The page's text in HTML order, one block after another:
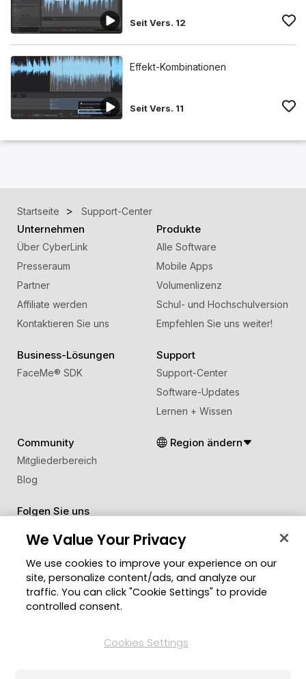
Seit Vers. 12
Effekt-Kombinationen
Seit Vers. 11
Startseite Support-Center
Unternehmen
Über CyberLink
Presseraum
Partner
Affiliate werden
Kontaktieren Sie uns
Produkte
Alle Software
Mobile Apps
Volumenlizenz
Schul- und Hochschulversion
Empfehlen Sie uns weiter!
Business-Lösungen
FaceMe® SDK
Support
Support-Center
Software-Updates
Lernen + Wissen
Community
Mitgliederbereich
Blog
Folgen Sie uns
Region ändern
© 2026 CyberLink Corp. Alle Rechte vorbehalten.
Datenschutzerklärung
Impressum
Nutzungsbedingungen
Cookies-Einstellungen
We Value Your Privacy
We use cookies to improve your experience on our
site, personalize content/ads, and analyze our
traffic. You can click "Cookie Settings" to provide
controlled consent.
Cookies Settings